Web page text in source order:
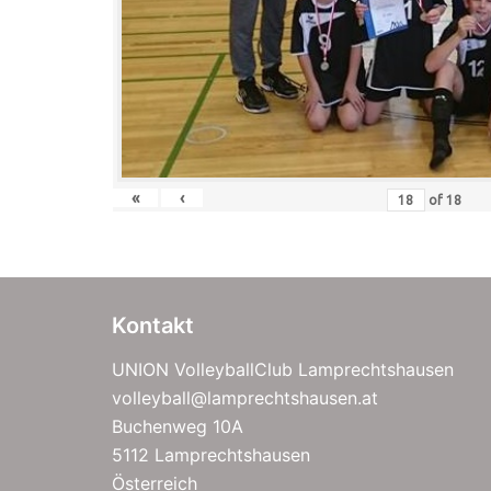
« ‹ of 18
Kontakt
UNION VolleyballClub Lamprechtshausen
volleyball@lamprechtshausen.at
Buchenweg 10A
5112 Lamprechtshausen
Österreich